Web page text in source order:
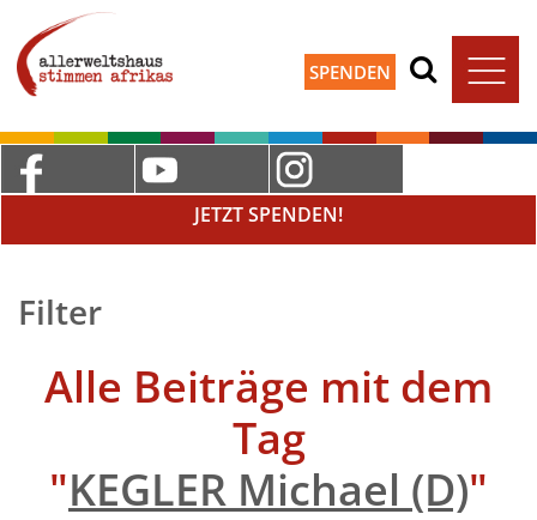
SPENDEN
JETZT SPENDEN!
Filter
Alle Beiträge mit dem
Tag
"KEGLER Michael (D)"